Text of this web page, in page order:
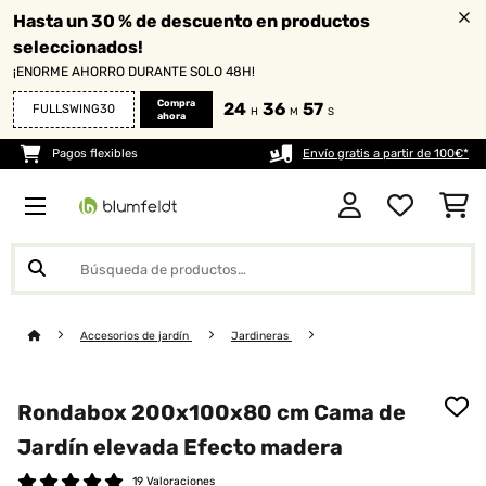
Hasta un 30 % de descuento en productos
seleccionados!
¡ENORME AHORRO DURANTE SOLO 48H!
FULLSWING30
Compra
ahora
24 H 36 M 56 S
Pagos flexibles Envío gratis a partir de 100€*
Accesorios de jardín Jardineras
Rondabox 200x100x80 cm Cama de
Jardín elevada Efecto madera
19 Valoraciones